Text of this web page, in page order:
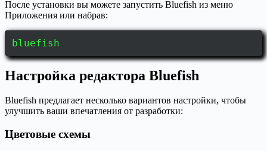
После установки вы можете запустить Bluefish из меню
Приложения или набрав:
bluefish
Настройка редактора Bluefish
Bluefish предлагает несколько вариантов настройки, чтобы
улучшить ваши впечатления от разработки:
Цветовые схемы